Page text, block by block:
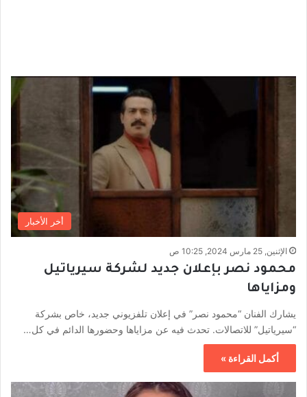
أخر الأخبار
الإثنين, 25 مارس 2024, 10:25 ص
محمود نصر بإعلان جديد لشركة سيرياتيل
ومزاياها
يشارك الفنان “محمود نصر” في إعلان تلفزيوني جديد، خاص بشركة
“سيرياتيل” للاتصالات. تحدث فيه عن مزاياها وحضورها الدائم في كل…
أكمل القراءة »